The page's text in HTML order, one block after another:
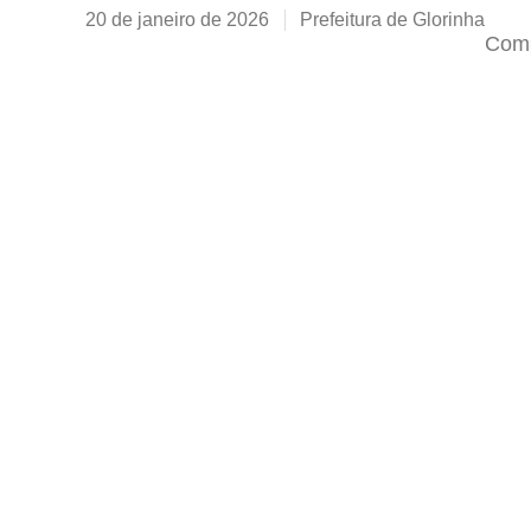
20 de janeiro de 2026 Prefeitura de Glorinha